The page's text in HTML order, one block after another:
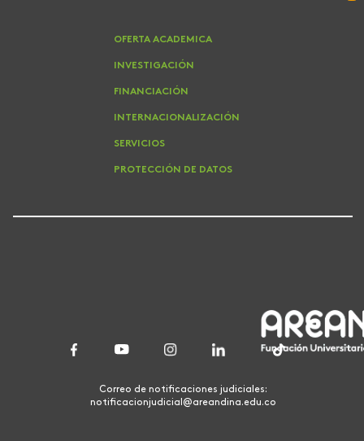
OFERTA ACADEMICA
INVESTIGACIÓN
FINANCIACIÓN
INTERNACIONALIZACIÓN
SERVICIOS
PROTECCIÓN DE DATOS
Correo de notificaciones judiciales:
notificacionjudicial@areandina.edu.co